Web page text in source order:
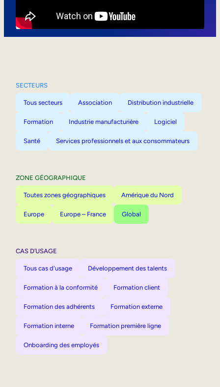
SECTEURS
Tous secteurs Association Distribution industrielle
Formation Industrie manufacturière Logiciel
Santé Services professionnels et aux consommateurs
ZONE GÉOGRAPHIQUE
Toutes zones géographiques Amérique du Nord
Europe Europe – France Global
CAS D’USAGE
Tous cas d'usage Développement des talents
Formation à la conformité Formation client
Formation des adhérents Formation externe
Formation interne Formation première ligne
Onboarding des employés